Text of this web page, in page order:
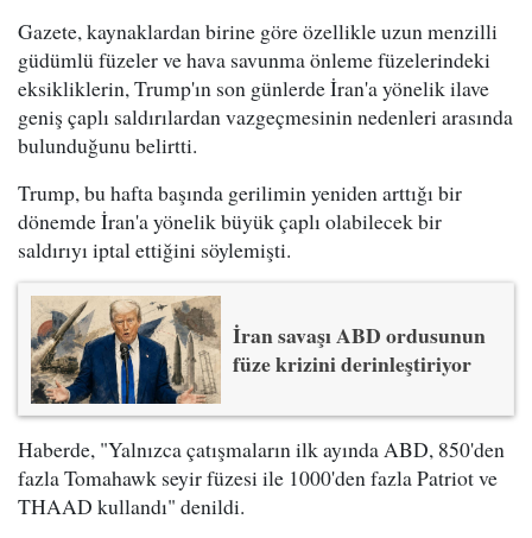
Gazete, kaynaklardan birine göre özellikle uzun menzilli
güdümlü füzeler ve hava savunma önleme füzelerindeki
eksikliklerin, Trump'ın son günlerde İran'a yönelik ilave
geniş çaplı saldırılardan vazgeçmesinin nedenleri arasında
bulunduğunu belirtti.
Trump, bu hafta başında gerilimin yeniden arttığı bir
dönemde İran'a yönelik büyük çaplı olabilecek bir
saldırıyı iptal ettiğini söylemişti.
İran savaşı ABD ordusunun
füze krizini derinleştiriyor
Haberde, "Yalnızca çatışmaların ilk ayında ABD, 850'den
fazla Tomahawk seyir füzesi ile 1000'den fazla Patriot ve
THAAD kullandı" denildi.